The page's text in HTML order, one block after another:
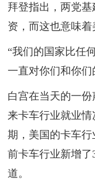
拜登指出，两党
资，而这也意味
“我们的国家比任
一直对你们和你们
白宫在当天的一份
来卡车行业就业
期，美国的卡车行
前卡车行业新增了
道。